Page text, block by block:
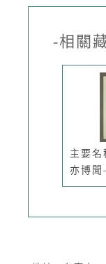
-相關
主要名
亦博